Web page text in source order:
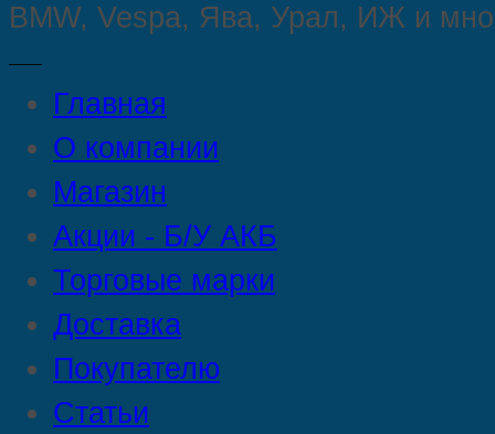
BMW, Vespa, Ява, Урал, ИЖ и
Главная
О компании
Магазин
Акции - Б/У АКБ
Торговые марки
Доставка
Покупателю
Статьи